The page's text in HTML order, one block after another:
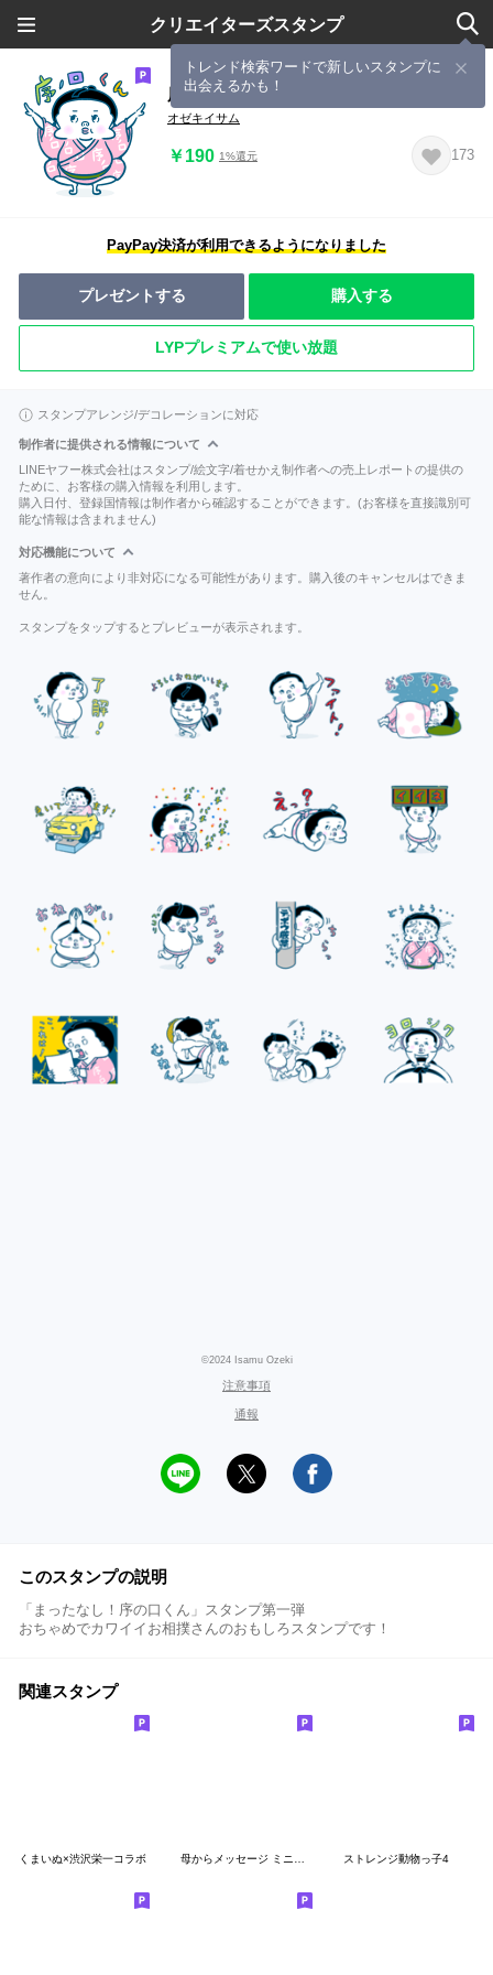
クリエイターズスタンプ
トレンド検索ワードで新しいスタンプに
出会えるかも！
序の口くん
オゼキイサム
￥190 1%還元 173
PayPay決済が利用できるようになりました
プレゼントする 購入する
LYPプレミアムで使い放題
スタンプアレンジ/デコレーションに対応
制作者に提供される情報について
LINEヤフー株式会社はスタンプ/絵文字/着せかえ制作者への売上レポートの提供の
ために、お客様の購入情報を利用します。
購入日付、登録国情報は制作者から確認することができます。(お客様を直接識別可
能な情報は含まれません)
対応機能について
著作者の意向により非対応になる可能性があります。購入後のキャンセルはできま
せん。
スタンプをタップするとプレビューが表示されます。
©2024 Isamu Ozeki
注意事項
通報
このスタンプの説明
「まったなし！序の口くん」スタンプ第一弾
おちゃめでカワイイお相撲さんのおもしろスタンプです！
関連スタンプ
くまいぬ×渋沢栄一コラボ 母からメッセージ ミニ！ 3【無言】 ストレンジ動物っ子4